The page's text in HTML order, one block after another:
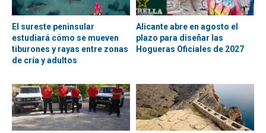
El sureste peninsular
estudiará cómo se mueven
tiburones y rayas entre zonas
de cría y adultos
Alicante abre en agosto el
plazo para diseñar las
Hogueras Oficiales de 2027